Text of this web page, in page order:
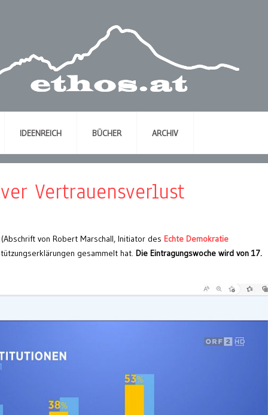
IDEENREICH BÜCHER ARCHIV
Vertrauensverlust
(Abschrift von Robert Marschall, Initiator des Echte Demokratie
gesammelt hat. Die Eintragungswoche wird von 17.